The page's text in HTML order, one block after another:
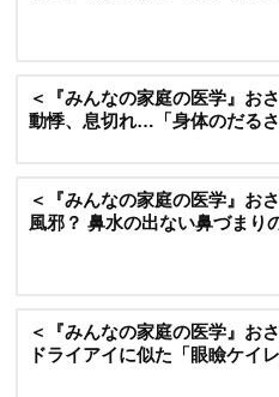
＜『みんなの家庭の医学』お
動悸、息切れ…「身体のだるさ
＜『みんなの家庭の医学』お
風邪？ 鼻水の出ない鼻づまり
＜『みんなの家庭の医学』お
ドライアイに似た「眼瞼ケイ